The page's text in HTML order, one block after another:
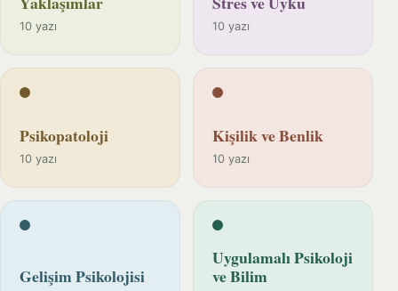
10 yazı 10 yazı
Psikopatoloji
10 yazı
Kişilik ve Benlik
10 yazı
Gelişim Psikolojisi
Uygulamalı Psikoloji
ve Bilim